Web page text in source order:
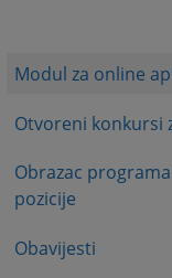
Modul za online
Otvoreni konkursi
Obrazac
pozicije
Obavijesti